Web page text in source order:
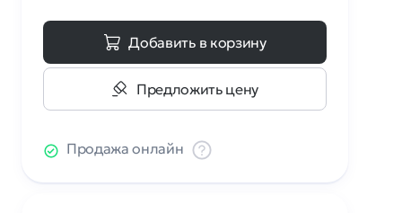
Добавить в корзину
Предложить цену
Продажа онлайн